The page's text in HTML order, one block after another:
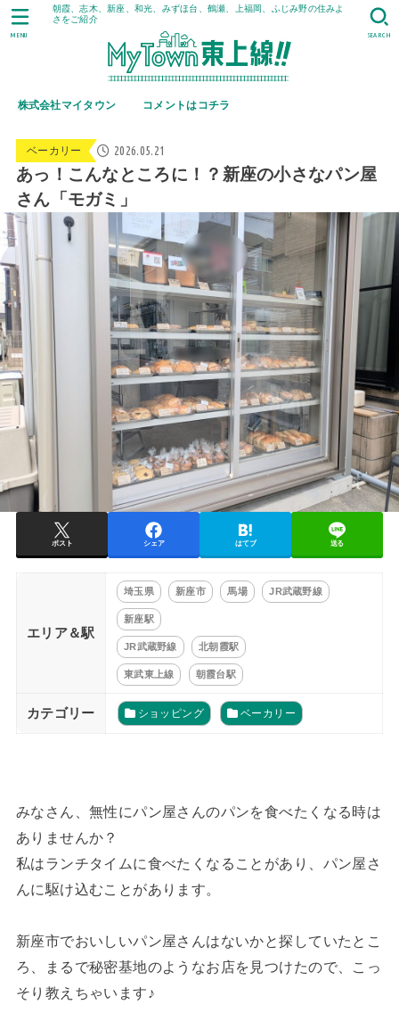
朝霞、志木、新座、和光、みずほ台、鶴瀬、上福岡、ふじみ野の住みよ
さをご紹介
株式会社マイタウン コメントはコチラ
SEARCH
MENU
ベーカリー 2026.05.21
あっ！こんなところに！？新座の小さなパン屋
さん「モガミ」
ポスト シェア はてブ 送る
エリア＆駅
埼玉県 新座市 馬場 JR武蔵野線
新座駅
JR武蔵野線 北朝霞駅
東武東上線 朝霞台駅
カテゴリー ショッピング ベーカリー
みなさん、無性にパン屋さんのパンを食べたくなる時は
ありませんか？
私はランチタイムに食べたくなることがあり、パン屋さ
んに駆け込むことがあります。
新座市でおいしいパン屋さんはないかと探していたとこ
ろ、まるで秘密基地のようなお店を見つけたので、こっ
そり教えちゃいます♪